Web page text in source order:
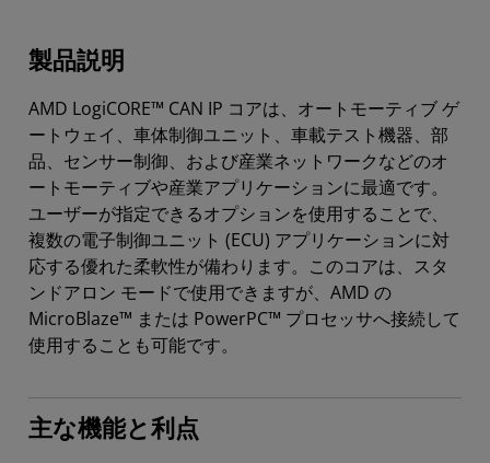
製品説明
AMD LogiCORE™ CAN IP コアは、オートモーティブ ゲ
ートウェイ、車体制御ユニット、車載テスト機器、部
品、センサー制御、および産業ネットワークなどのオ
ートモーティブや産業アプリケーションに最適です。
ユーザーが指定できるオプションを使用することで、
複数の電子制御ユニット (ECU) アプリケーションに対
応する優れた柔軟性が備わります。このコアは、スタ
ンドアロン モードで使用できますが、AMD の
MicroBlaze™ または PowerPC™ プロセッサへ接続して
使用することも可能です。
主な機能と利点